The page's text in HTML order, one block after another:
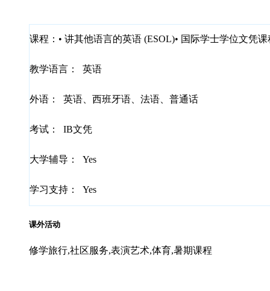
课程： • 讲其他语言的英语 (ESOL)• 国际学士学位文凭
教学语言： 英语
外语： 英语、西班牙语、法语、普通话
考试： IB文凭
大学辅导： Yes
学习支持： Yes
课外活动
修学旅行,社区服务,表演艺术,体育,暑期课程